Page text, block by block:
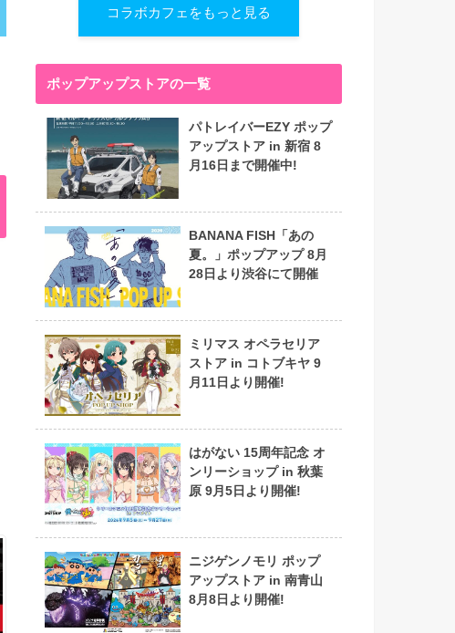
コラボカフェをもっと見る
ポップアップストアの一覧
パトレイバーEZY ポップ
アップストア in 新宿 8
月16日まで開催中!
BANANA FISH「あの
夏。」ポップアップ 8月
28日より渋谷にて開催
ミリマス オペラセリア
ストア in コトブキヤ 9
月11日より開催!
はがない 15周年記念 オ
ンリーショップ in 秋葉
原 9月5日より開催!
ニジゲンノモリ ポップ
アップストア in 南青山
8月8日より開催!